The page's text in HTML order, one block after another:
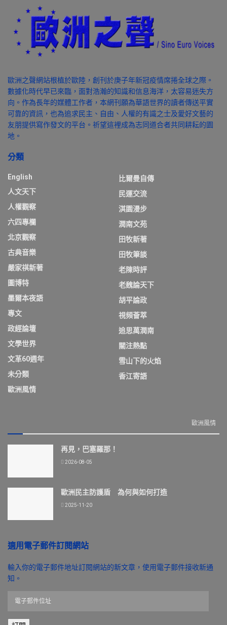
歐洲之聲網站根植於歐陸，創刊於庚子年新冠疫情席捲全球之際。
數據化時代早已來臨，面對浩瀚的知識和信息海洋，太容易迷失方
向。作為長年的媒體工作者，本網刊願為華語世界的讀者傳送平實
可靠的資訊，也為追求民主、自由、人權的有識之士及愛好文藝的
友朋提供寫作發文的平台。祈望這裡成為志同道合者共同耕耘的園
地。
分類
English
人文天下
人權觀察
六四專欄
北京觀察
古典音樂
嚴家祺新著
圖博特
墨爾本夜語
專文
政經論壇
文學世界
文革60週年
未分類
歐洲風情
比爾曼自傳
民運交流
淇園漫步
潤南文苑
田牧新著
田牧筆談
老陳時評
老魏論天下
胡平論政
視頻薈萃
追思萬潤南
關注熱點
雪山下的火焰
香江寄語
歐洲風情
再見，巴塞羅那！
2026-08-05
歐洲民主防護盾 為何與如何打造
2025-11-20
適用電子郵件訂閱網站
輸入你的電子郵件地址訂閱網站的新文章，使用電子郵件接收新通
知。
郵